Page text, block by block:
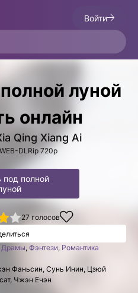
Войти
луной
онлайн
Qing Xiang Ai
WEB-DLRip 720p
под полной
27голосов
Драмы, Фэнтези, Романтика
Фаньсин, Сунь Инин, Цзюй
Чжэн Ечэн